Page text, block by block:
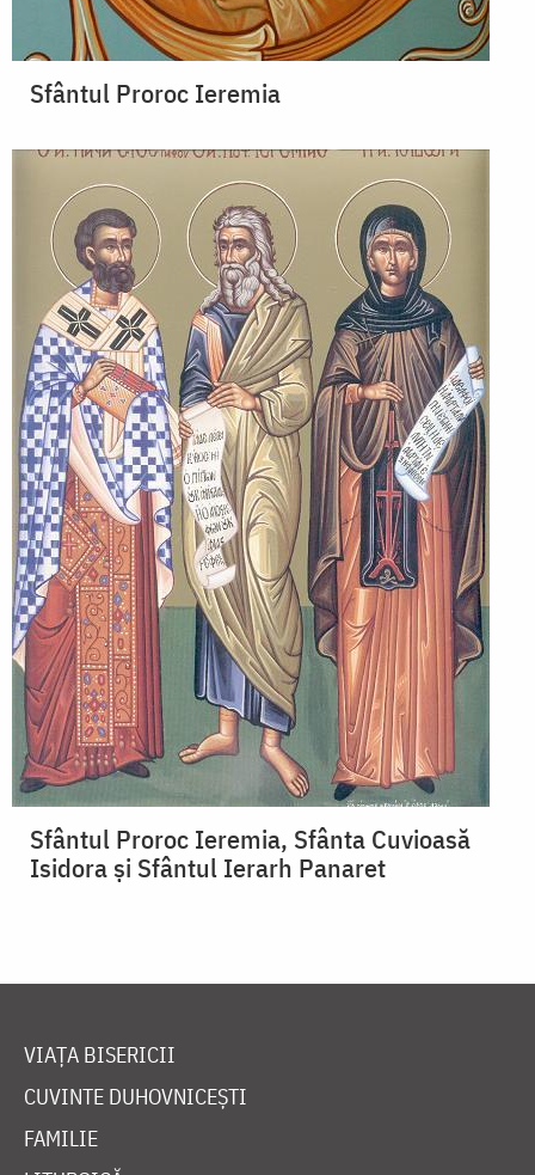
Sfântul Proroc Ieremia
Sfântul Proroc Ieremia, Sfânta Cuvioasă
Isidora și Sfântul Ierarh Panaret
VIAȚA BISERICII
CUVINTE DUHOVNICEȘTI
FAMILIE